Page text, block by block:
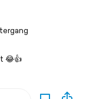
😂👍